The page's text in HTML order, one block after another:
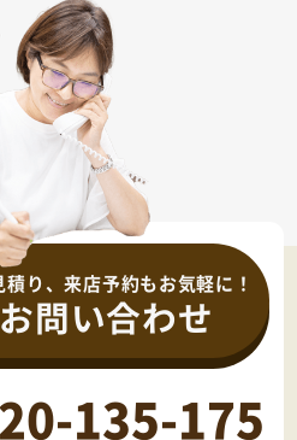
り、来店予約もお気軽に！
問い合わせ
135-175